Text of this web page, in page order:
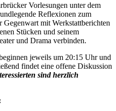
Vorlesungen unter dem
Reflexionen zum
Gegenwart mit Werkstattberichten
Stücken und seinem
und Drama verbinden.
jeweils um 20:15 Uhr und
findet eine offene Diskussion
sind herzlich